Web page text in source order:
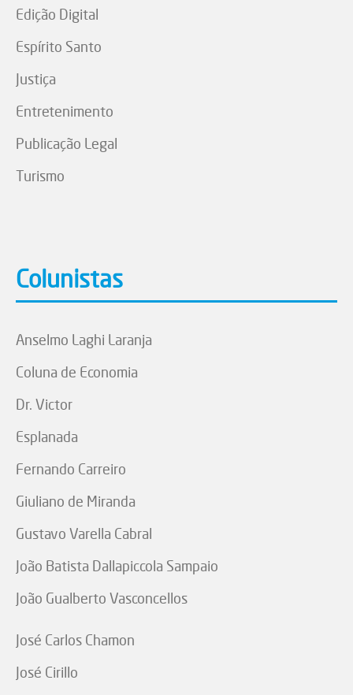
Edição Digital
Espírito Santo
Justiça
Entretenimento
Publicação Legal
Turismo
Colunistas
Anselmo Laghi Laranja
Coluna de Economia
Dr. Victor
Esplanada
Fernando Carreiro
Giuliano de Miranda
Gustavo Varella Cabral
João Batista Dallapiccola Sampaio
João Gualberto Vasconcellos
José Carlos Chamon
José Cirillo